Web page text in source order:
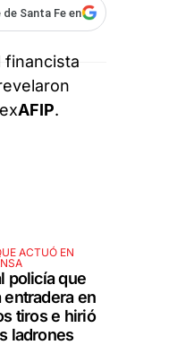
Santa Fe en
financista
AFIP.
ACTUÓ EN
policía que
en
tiros e hirió
ladrones